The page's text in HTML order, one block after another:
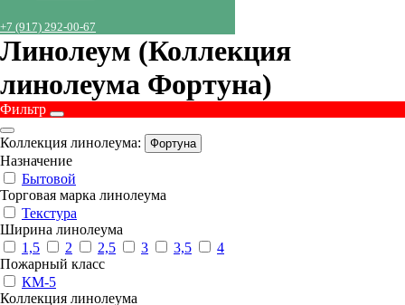
+7 (917) 292-00-67
Линолеум (Коллекция
линолеума Фортуна)
Фильтр
Коллекция линолеума: Фортуна
Назначение
Бытовой
Торговая марка линолеума
Текстура
Ширина линолеума
1,5
2 2,5 3 3,5
4
Пожарный класс
КМ-5
Коллекция линолеума